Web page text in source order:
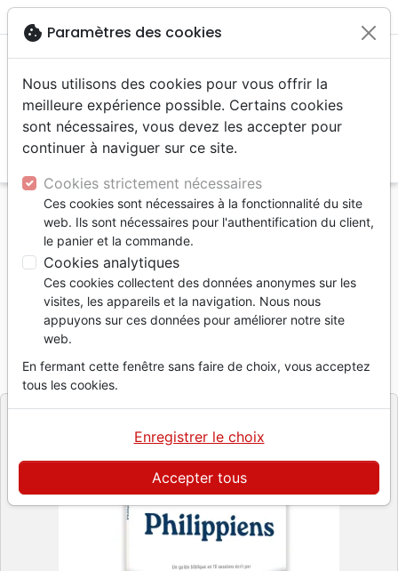
menu
Accueil Livres
Etude de la Bible
Philippiens - Se plonger dans la Parole
Philippiens
Se plonger dans la Parole
Benjamin Eggen
Référence BLF7136
9782386571367
EditeurBLF Éditions
cookie Paramètres des cookies
Nous utilisons des cookies pour vous offrir la
meilleure expérience possible. Certains cookies
sont nécessaires, vous devez les accepter pour
continuer à naviguer sur ce site.
Cookies strictement nécessaires
Ces cookies sont nécessaires à la fonctionnalité du site
web. Ils sont nécessaires pour l'authentification du client,
le panier et la commande.
Cookies analytiques
Ces cookies collectent des données anonymes sur les
visites, les appareils et la navigation. Nous nous
appuyons sur ces données pour améliorer notre site
web.
En fermant cette fenêtre sans faire de choix, vous acceptez
tous les cookies.
Accepter tous
Enregistrer le choix